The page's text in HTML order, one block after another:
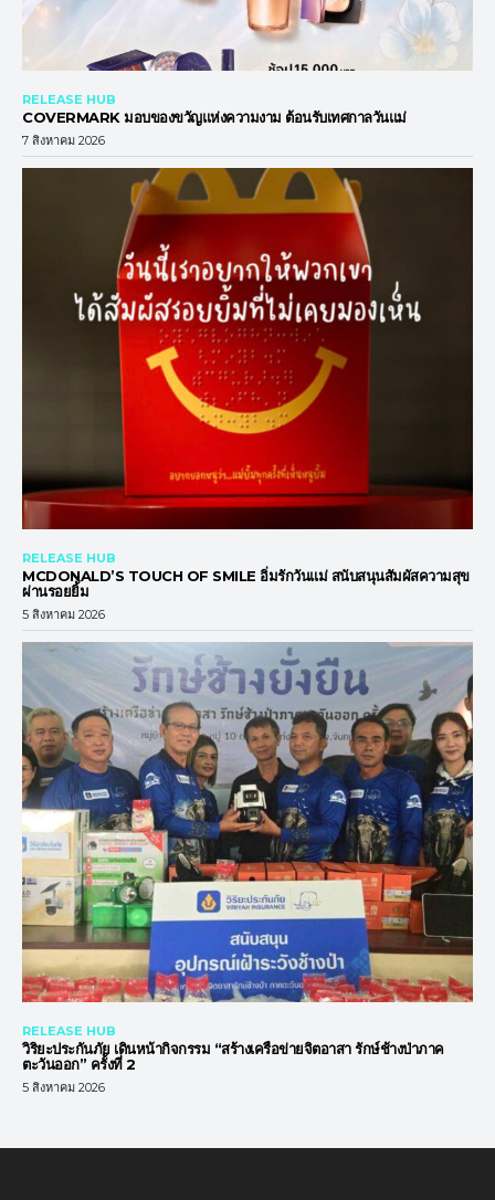
RELEASE HUB
COVERMARK มอบของขวัญแห่งความงาม ต้อนรับเทศกาลวันแม่
7 สิงหาคม 2026
RELEASE HUB
MCDONALD’S TOUCH OF SMILE อิ่มรักวันแม่ สนับสนุนสัมผัสความสุข
ผ่านรอยยิ้ม
5 สิงหาคม 2026
RELEASE HUB
วิริยะประกันภัย เดินหน้ากิจกรรม “สร้างเครือข่ายจิตอาสา รักษ์ช้างป่าภาค
ตะวันออก” ครั้งที่ 2
5 สิงหาคม 2026